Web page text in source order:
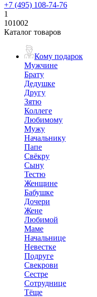
+7 (495) 108-74-76
1
101002
Каталог товаров
Кому подарок
Мужчине
Брату
Дедушке
Другу
Зятю
Коллеге
Любимому
Мужу
Начальнику
Папе
Свёкру
Сыну
Тестю
Женщине
Бабушке
Дочери
Жене
Любимой
Маме
Начальнице
Невестке
Подруге
Свекрови
Сестре
Сотруднице
Тёще